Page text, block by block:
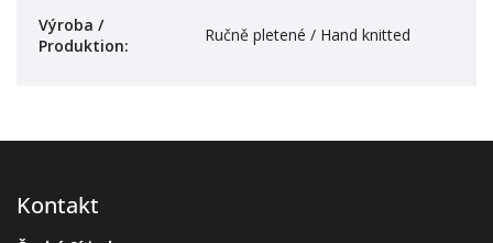
Výroba /
Produktion:
Ručně pletené / Hand knitted
Kontakt